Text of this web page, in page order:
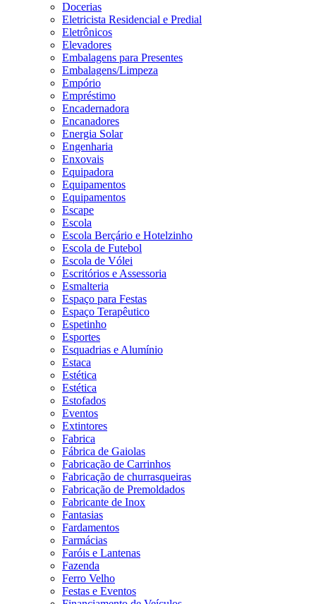
Docerias
Eletricista Residencial e Predial
Eletrônicos
Elevadores
Embalagens para Presentes
Embalagens/Limpeza
Empório
Empréstimo
Encadernadora
Encanadores
Energia Solar
Engenharia
Enxovais
Equipadora
Equipamentos
Equipamentos
Escape
Escola
Escola Berçário e Hotelzinho
Escola de Futebol
Escola de Vólei
Escritórios e Assessoria
Esmalteria
Espaço para Festas
Espaço Terapêutico
Espetinho
Esportes
Esquadrias e Alumínio
Estaca
Estética
Estética
Estofados
Eventos
Extintores
Fabrica
Fábrica de Gaiolas
Fabricação de Carrinhos
Fabricação de churrasqueiras
Fabricação de Premoldados
Fabricante de Inox
Fantasias
Fardamentos
Farmácias
Faróis e Lantenas
Fazenda
Ferro Velho
Festas e Eventos